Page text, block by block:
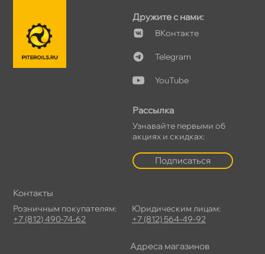
Дружите с нами:
Контакте
Telegram
YouTube
Рассылка
Узнавайте первыми о
акциях и скидках:
Подписаться
Контакты
Розничным покупателям:
+7 (812) 490-74-62
Юридическим лицам:
+7 (812) 564-49-92
Адреса магазино